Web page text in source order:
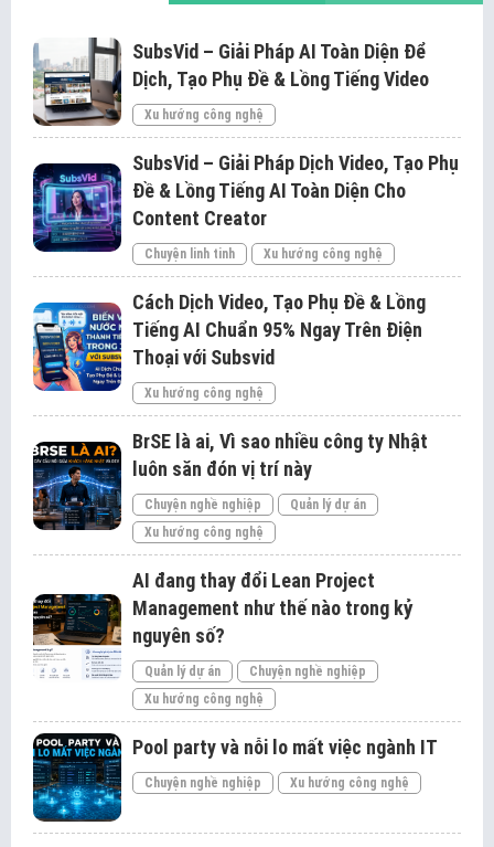
SubsVid – Giải Pháp AI Toàn Diện Để
Dịch, Tạo Phụ Đề & Lồng Tiếng Video
Xu hướng công nghệ
SubsVid – Giải Pháp Dịch Video, Tạo Phụ
Đề & Lồng Tiếng AI Toàn Diện Cho
Content Creator
Chuyện linh tinh Xu hướng công nghệ
Cách Dịch Video, Tạo Phụ Đề & Lồng
Tiếng AI Chuẩn 95% Ngay Trên Điện
Thoại với Subsvid
Xu hướng công nghệ
BrSE là ai, Vì sao nhiều công ty Nhật
luôn săn đón vị trí này
Chuyện nghề nghiệp
Quản lý dự án
Xu hướng công nghệ
AI đang thay đổi Lean Project
Management như thế nào trong kỷ
nguyên số?
Quản lý dự án
Chuyện nghề nghiệp
Xu hướng công nghệ
Pool party và nỗi lo mất việc ngành IT
Chuyện nghề nghiệp Xu hướng công nghệ